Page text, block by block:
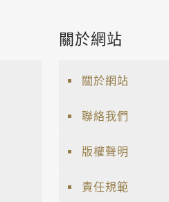
關於網站
關於網站
聯絡我們
版權聲明
責任規範